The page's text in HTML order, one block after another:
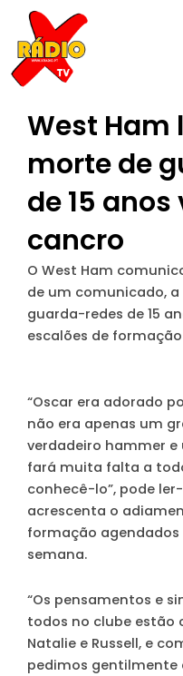
content
West
morte de
de 15
cancro
O West Ham
de um comunicado, a
guarda-redes de 15
escalões de
“Oscar era adorado
não era apenas um
verdadeiro hammer
fará muita falta a
conhecê-lo”, pode
acrescenta o
formação
semana.
“Os pensamentos e
todos no clube estão
Natalie e Russell, e
pedimos gentilmente